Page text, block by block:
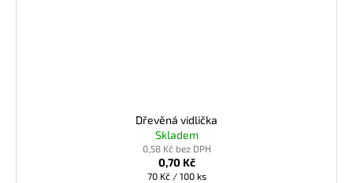
Dřevěná vidlička
Skladem
0,58 Kč bez DPH
0,70 Kč
Měrná
70 Kč / 100 ks